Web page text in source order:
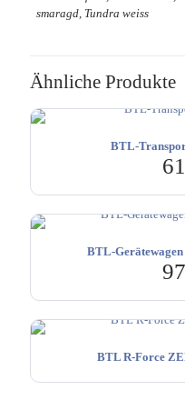
smaragd, Tundra weiss
Ähnliche Produkte
BTL-
BTL-
BTL R-Force